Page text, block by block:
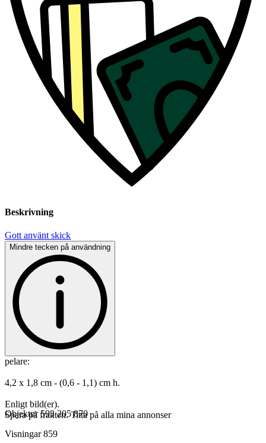
Beskrivning
Gott använt skick
Mindre tecken på användning
pelare:
4,2 x 1,8 cm - (0,6 - 1,1) cm h.
Enligt bild(er).
Spara på frakten. Titta på alla mina annonser
Objektnr 593 205 870
Visningar 859